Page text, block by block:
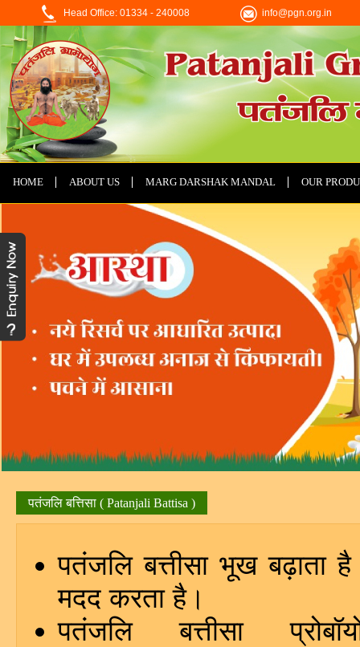
Head Office: 01334 - 240008 info@pgn.org.in
HOME ABOUT US MARG DARSHAK MANDAL OUR
पतंजलि बत्तिसा ( Patanjali Battisa )
पतंजलि बत्तीसा भूख बढ़ाता
मदद करता है।
पतंजलि बत्तीसा